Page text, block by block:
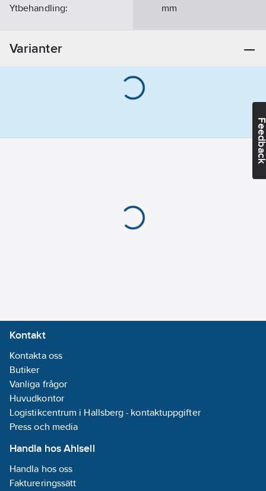
Ytbehandling:
brickhuvud.
Artikelnummer: 504099
mm
huvud:11mm
2
Varianter
Kontakt
Kontakta oss
Butiker
Vanliga frågor
Huvudkontor
Logistikcentrum i Hallsberg - kontaktuppgifter
Press och media
Handla hos Ahlsell
Handla hos oss
Faktureringssätt